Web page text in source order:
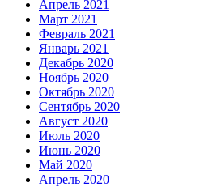
Апрель 2021
Март 2021
Февраль 2021
Январь 2021
Декабрь 2020
Ноябрь 2020
Октябрь 2020
Сентябрь 2020
Август 2020
Июль 2020
Июнь 2020
Май 2020
Апрель 2020